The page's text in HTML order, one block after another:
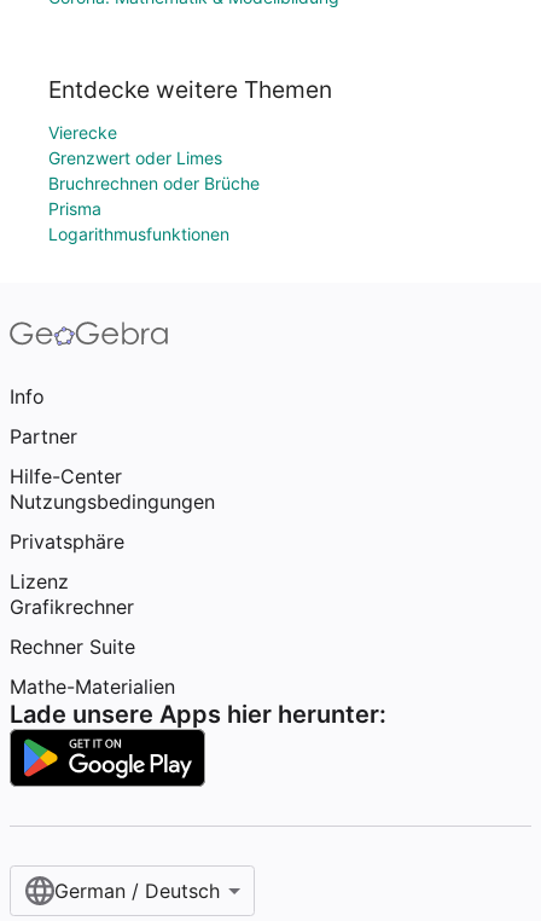
Entdecke weitere Themen
Vierecke
Grenzwert oder Limes
Bruchrechnen oder Brüche
Prisma
Logarithmusfunktionen
Info
Partner
Hilfe-Center
Nutzungsbedingungen
Privatsphäre
Lizenz
Grafikrechner
Rechner Suite
Mathe-Materialien
Lade unsere Apps hier herunter:
German / Deutsch